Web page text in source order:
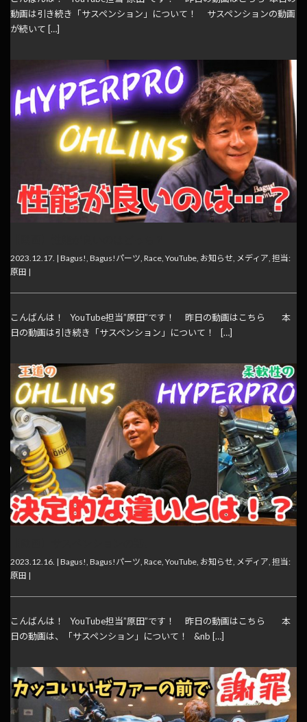
動画は引き続き「サスペンション」について！ サスペンションの動画
が続いて […]
2023.12.17. | Bagus!, Bagus!パーツ, Race, YouTube, お知らせ, メディア, 担当:
原田 |
こんばんは！ YouTube担当”原田”です！ 昨日の動画はこちら 本
日の動画は引き続き「サスペンション」について！ […]
2023.12.16. | Bagus! Bagus!パーツ Race YouTube お知らせ メディア 担当:
原田 |
こんばんは！ YouTube担当”原田”です！ 昨日の動画はこちら 本
日の動画は、「サスペンション」について！ &nb […]